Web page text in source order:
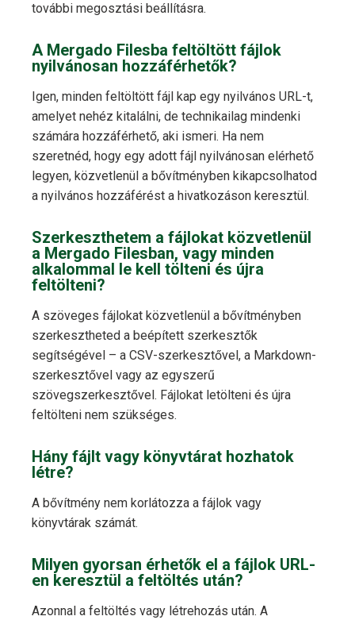
további megosztási beállításra.
A Mergado Filesba feltöltött fájlok
nyilvánosan hozzáférhetők?
Igen, minden feltöltött fájl kap egy nyilvános URL-t,
amelyet nehéz kitalálni, de technikailag mindenki
számára hozzáférhető, aki ismeri. Ha nem
szeretnéd, hogy egy adott fájl nyilvánosan elérhető
legyen, közvetlenül a bővítményben kikapcsolhatod
a nyilvános hozzáférést a hivatkozáson keresztül.
Szerkeszthetem a fájlokat közvetlenül
a Mergado Filesban, vagy minden
alkalommal le kell tölteni és újra
feltölteni?
A szöveges fájlokat közvetlenül a bővítményben
szerkesztheted a beépített szerkesztők
segítségével – a CSV-szerkesztővel, a Markdown-
szerkesztővel vagy az egyszerű
szövegszerkesztővel. Fájlokat letölteni és újra
feltölteni nem szükséges.
Hány fájlt vagy könyvtárat hozhatok
létre?
A bővítmény nem korlátozza a fájlok vagy
könyvtárak számát.
Milyen gyorsan érhetők el a fájlok URL-
en keresztül a feltöltés után?
Azonnal a feltöltés vagy létrehozás után. A